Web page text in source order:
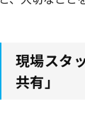
現場スタ
共有」